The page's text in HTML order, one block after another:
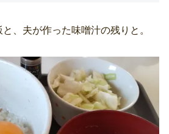
、夫が作った味噌汁の残りと。